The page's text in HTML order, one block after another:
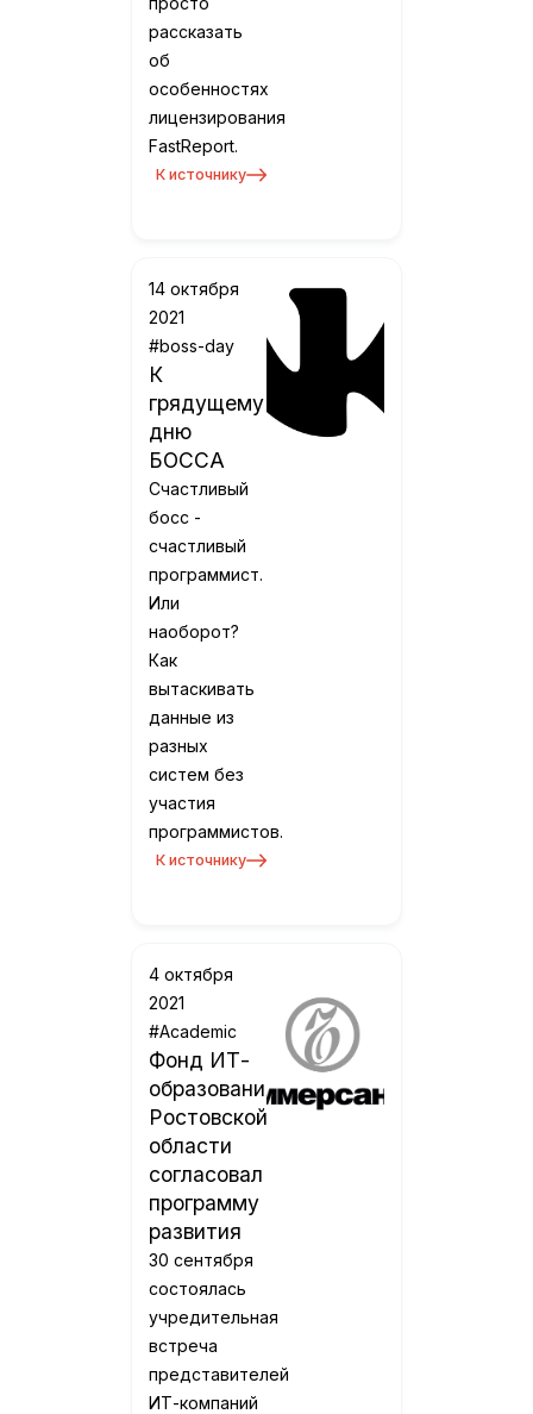
рассказать
об
особенностях
лицензирования
FastReport.
К источнику
14 октября
2021
#boss-day
К
грядущему
дню
БОССА
Счастливый
босс -
счастливый
программист.
Или
наоборот?
Как
вытаскивать
данные из
разных
систем без
участия
программистов.
К источнику
4 октября
2021
#Academic
Фонд ИТ-
образования
Ростовской
области
согласовал
программу
развития
30 сентября
состоялась
учредительная
встреча
представителей
ИТ-компаний